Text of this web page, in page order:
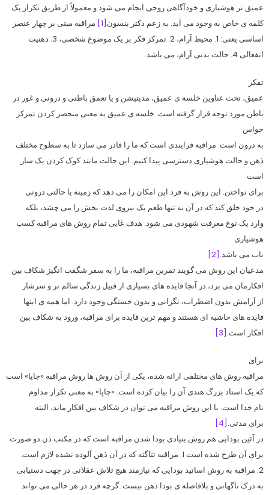
عمیق تر هوشیاری و خودآگاهی روحی انجام می شود و معمولاً از طریق تکرار یک
کلمه ی خاص به وجود می آید. به زعم دکتر بنسون [1]
مراقبه مبتی بر چهار عنصر
اساسی یعنی: 1. محیط آرام، 2. تمرکز فکر بر یک موضوع شخصی، 3. ذهنیت
انفعالی 4. حالت بدنی آرام، می باشد.
تفکر
عمیق، تحت عناوین خلسه ی عمیق، مدیتیشن و یا تعمق باطنی و درونی و غور در
باطن مورد توجه قرار گرفته است. خلسه ی عمیق به معنی منحصر کردن تمرکز
حواس
به درون است. مراقبه فرایندی است که ما را قادر می سازد تا به سطوح مختلف
ذهن و حالت هوشیاری دسترسی پیدا کنیم. این حالت مانند کوک کردن یک ساز
است
برای نواختن. این روش به فرد این امکان را می دهد که زمینه یا حالتی درونی
در خود خلق کند که در آن نه تنها طعم یک نیروی لذت بخش را می چشد، بلکه
وارد یک نوع معرفت شهودی می شود. هدف غایی تمام روش های مراقبه کسب
هوشیاری
ناب می باشد. [2]
مدعیان این روش می گویند تمرین مراقبه، ما را به سفر شگفت انگیز شکاف بین
افکارمان می برد، در آنجا فایده های بسیاری از قبیل زندگی سالم تر و سرشار
از آرامش بدون اضطراب، نگرانی و بدون خستگی وجود دارد. اما همه ی اینها
فایده های حاشیه ای هستند و مهم ترین فایده برای مراقبه، ورود به شکاف بین
افکار است. [3]
برای
مراقبه روش های مختلفی ارائه شده، یکی از آن روش ها روش مراقبه «جاپا» است
که یک استاد بزرگ هندی آن را بیان کرده است. «جاپا» به معنی تکرار مداوم
نام خدا است. با این روش مراقبه می توان در شکاف بین افکار ماند، البته
برای مدتی. [4]
در آئین بودایی هم روش بنیادی بودا شدن مراقبه است که در مکتب ذن دو صورت
برای آن طرح شده است 1. مراقبه تتاگته که در آن ذهن آلوده نشده لازم است.
2. مراقبه به روش اساتید بودایی که نیازمند هیچ تلاش عقلانی در جهت دستیابی
به درک ناگهانی و بلافاصله ی بودا ذهن نیست. گرچه فرد در هر حالی می تواند